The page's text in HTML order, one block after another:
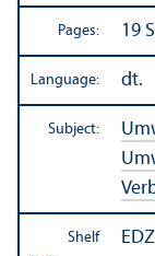
Pages: 19
Language: dt.
Subject:
Shelf